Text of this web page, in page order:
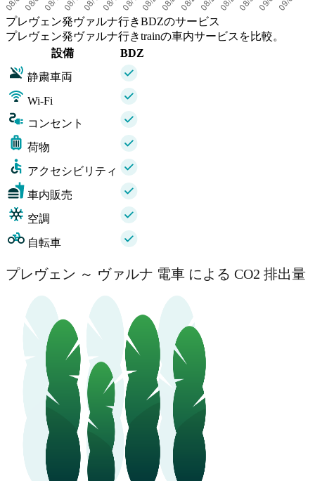
プレヴェン発ヴァルナ行きBDZのサービス
プレヴェン発ヴァルナ行きtrainの車内サービスを比較。
設備
BDZ
静粛車両
Wi-Fi
コンセント
荷物
アクセシビリティ
車内販売
空調
自転車
プレヴェン ～ ヴァルナ 電車 による CO2 排出量